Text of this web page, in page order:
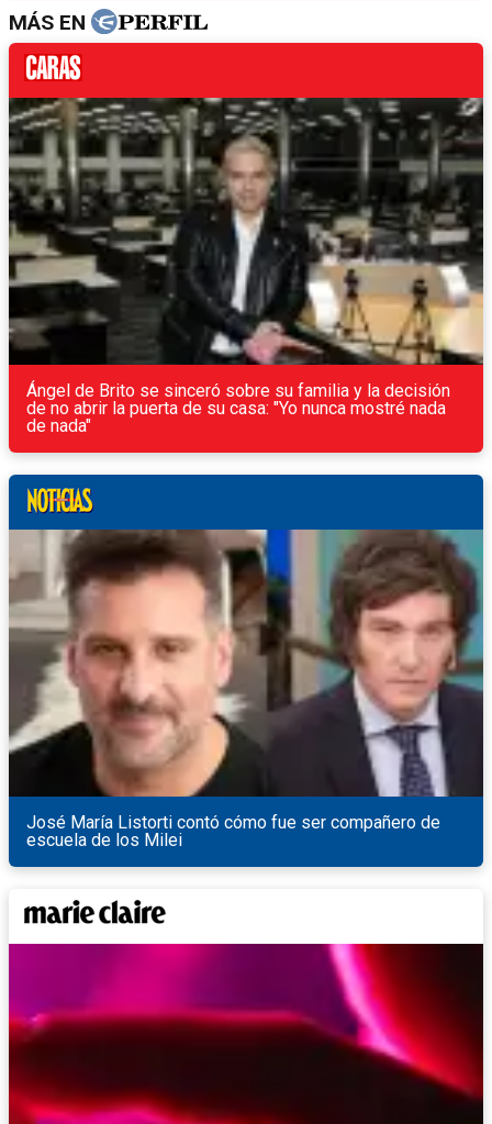
MÁS EN
Ángel de Brito se sinceró sobre su familia y la decisión
de no abrir la puerta de su casa: "Yo nunca mostré nada
de nada"
José María Listorti contó cómo fue ser compañero de
escuela de los Milei